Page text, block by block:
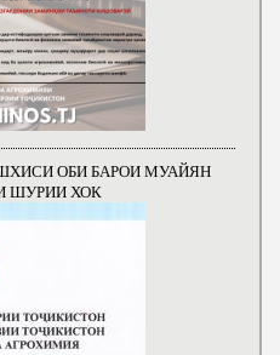
ОБИ БАРОИ МУАЙЯН
ШУРИИ ХОК